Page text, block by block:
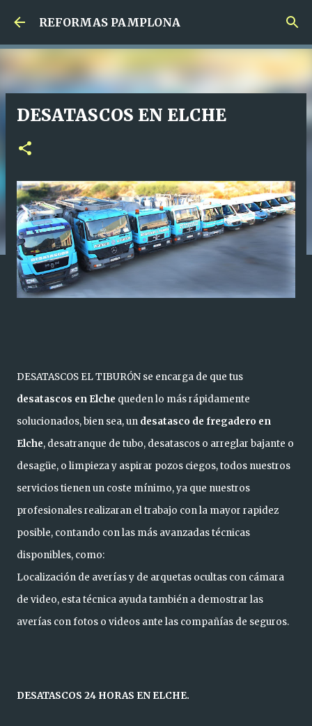
Ir al contenido principal
REFORMAS PAMPLONA
DESATASCOS EN ELCHE
DESATASCOS EL TIBURÓN se encarga de que tus
desatascos en Elche queden lo más rápidamente
solucionados, bien sea, un desatasco de fregadero en
Elche, desatranque de tubo, desatascos o arreglar bajante o
desagüe, o limpieza y aspirar pozos ciegos, todos nuestros
servicios tienen un coste mínimo, ya que nuestros
profesionales realizaran el trabajo con la mayor rapidez
posible, contando con las más avanzadas técnicas
disponibles, como:
Localización de averías y de arquetas ocultas con cámara
de video, esta técnica ayuda también a demostrar las
averías con fotos o videos ante las compañías de seguros.
DESATASCOS 24 HORAS EN ELCHE.